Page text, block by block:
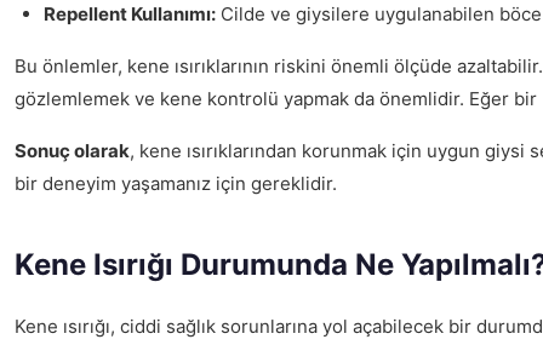
Repellent Kullanımı: Cilde ve giysilere uygulanabilen
Bu önlemler, kene ısırıklarının riskini önemli ölçüde
gözlemlemek ve kene kontrolü yapmak da önemlidir. Eğer
Sonuç olarak, kene ısırıklarından korunmak için uygun
bir deneyim yaşamanız için gereklidir.
Kene Isırığı Durumunda Ne
Kene ısırığı, ciddi sağlık sorunlarına yol açabilecek bir